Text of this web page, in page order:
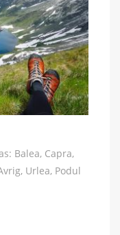
Balea, Capra,
Urlea, Podul